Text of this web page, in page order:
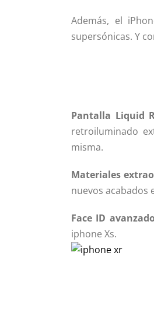
Además, el
supersónicas. Y
Pantalla Liquid
retroiluminado
misma.
Materiales
nuevos acabados
Face ID
iphone Xs.